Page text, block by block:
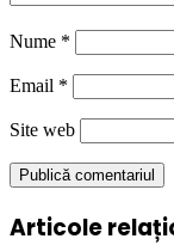
Nume *
Email *
Site web
Articole